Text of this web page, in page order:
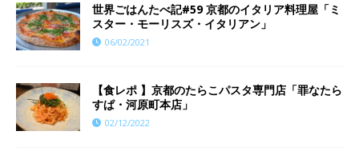
世界ごはんたべ記#59 京都のイタリア料理屋「ミ
スター・モーリスズ・イタリアン」
06/02/2021
【食レポ 】京都のたらこパスタ専門店「罪なたら
すぱ・河原町本店」
02/12/2022